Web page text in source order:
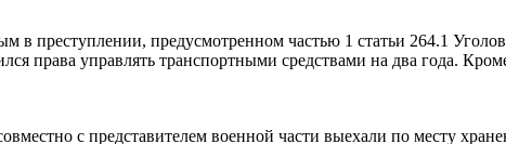
в преступлении, предусмотренном частью 1 статьи 264.1
права управлять транспортными средствами на два года.
с представителем военной части выехали по месту